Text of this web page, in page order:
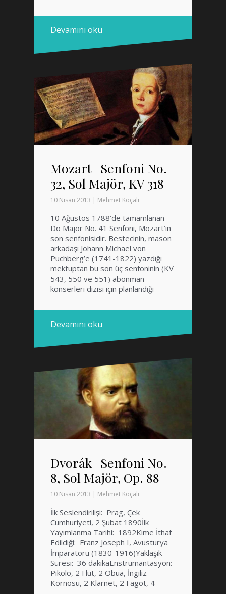
ise Jean Paul’den esinlenerek Titan
adını verdiği, aslında beş bölümlü
olan eseri ikiye böldü: İlk […]
Devamını oku
Mozart | Senfoni No.
32, Sol Majör, KV 318
10 Nisan 2013 | Mehmet Koçali
10 Ağustos 1788’de tamamlanan
Do Majör No. 41 Senfoni, Mozart’ın
son senfonisidir. Bestecinin, mason
arkadaşı Johann Michael von
Puchberg’e (1741-1822) yazdığı
mektuptan bu son üç senfoninin (KV
543, 550 ve 551) abonman
konserleri dizisi için planlandığı
Mozart hayattayken çalınmadığı da
öne sürülür. Fakat bestecinin
1789’daki Berlin turnesinde
Dresden ve Leipzig’de ya da […]
Devamını oku
Dvorák | Senfoni No.
8, Sol Majör, Op. 88
10 Nisan 2013 | Mehmet Koçali
İlk Seslendirilişi: Prag, Çek
Cumhuriyeti, 2 Şubat 1890İlk
Yayımlanma Tarihi: 1892Kime İthaf
Edildiği: Franz Joseph I, Avusturya
İmparatoru (1830-1916)Yaklaşık
Süresi: 36 dakikaEnstrümantasyon:
Pikolo, 2 Flüt, 2 Obua, İngiliz
Kornosu, 2 Klarnet, 2 Fagot, 4